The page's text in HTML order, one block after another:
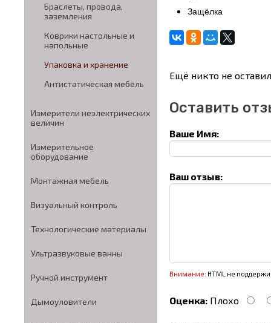
Браслеты, провода,
заземления
Коврики настольные и
напольные
Упаковка и хранение
Антистатическая мебель
Измерители неэлектрических
величин
Измерительное
оборудование
Монтажная мебель
Визуальный контроль
Технологические материалы
Ультразвуковые ванны
Ручной инструмент
Дымоуловители
Защёлка
Ещё никто не
Оставить
Ваше Имя:
Ваш отзыв:
Внимание: HTML не
Оценка: Плохо